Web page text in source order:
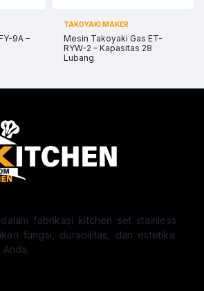
9A –
TAKOYAKI MAKER
Mesin Takoyaki Gas ET-
RYW-2 – Kapasitas 28
Lubang
fabrikasi kitchen set stainless
fungsi, durabilitas, dan estetika